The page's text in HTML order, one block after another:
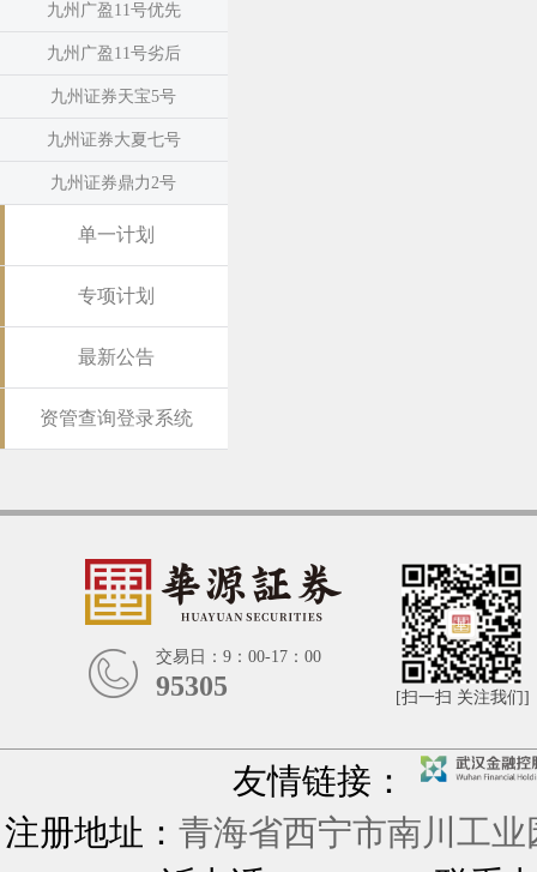
九州广盈11号优先
九州广盈11号劣后
九州证券天宝5号
九州证券大夏七号
九州证券鼎力2号
单一计划
专项计划
最新公告
资管查询登录系统
交易日：9：00-17：00
95305 [扫一扫 关注我们]
友情链接：
注册地址： 青海省西宁市南川工